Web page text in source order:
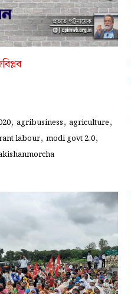
, agribusiness, agriculture,
labour, modi govt 2.0,